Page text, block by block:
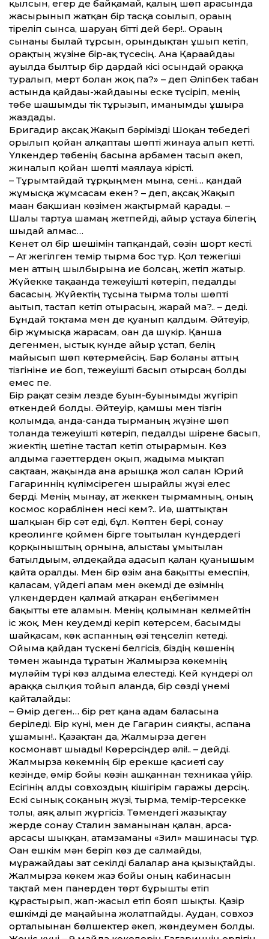
қылсын, егер де байқамай, қалың шөп арасында
жасырынып жатқан бір тасқа соғылып, орағың
тіреліп сынса, шаруаң бітті дей бер!.. Орағың
сынғаны былай тұрсын, орындықтан ұшып кетіп,
орақтың жүзіне бір-ақ түсесің. Ана Қарағайдағы
ауылда былтыр бір дардай кісі осындай ораққа
туралып, мерт болған жоқ па?» – деп Әліпбек табан
астында қайдағы-жайдағыны еске түсіріп, менің
төбе шашымды тік тұрғызып, иманымды ұшыра
жаздады.
Бригадир ақсақ Жақып бәрімізді Шоқан төбедегі
орылып қойған алқаптағы шөпті жинауға алып кетті.
Үлкендер төбенің басына арбамен тасып әкеп,
жиналып қойған шөпті маялауға кірісті.
– Тұрымтайдай тұрқыңмен мына, сені… қандай
жұмысқа жұмсасам екен? – деп, ақсақ Жақып
маған бақшиған көзімен жақтырмай қарады. –
Шалғы тартуға шамаң жетпейді, айыр ұстауға білегің
шыдай алмас…
Кенет ол бір шешімін тапқандай, сөзін шорт кесті.
– Ат жегілген темір тырма бос тұр. Қол тежегіші
мен аттың шылбырына ие болсаң, жетіп жатыр.
Жүйекке тақағанда тежеуішті көтеріп, педалды
басасың. Жүйектің тұсына тырма толы шөпті
ағытып, тастап кетіп отырасың, жарай ма?.. – деді.
Бұндай тоқтамға мен де қуанып қалдым. Әйтеуір,
бір жұмысқа жарасам, оған да шүкір. Қанша
дегенмен, ыстық күнде айыр ұстап, белің
майысып шөп көтермейсің. Бар болғаны аттың
тізгініне ие боп, тежеуішті басып отырсаң болды
емес пе.
Бір рақат сезім лезде буын-буынымды жүгіріп
өткендей болды. Әйтеуір, қамшы мен тізгін
қолымда, анда-санда тырманың жүзіне шөп
толғанда тежеуішті көтеріп, педалды шірене басып,
жиектің шетіне тастап кетіп отырармын. Көз
алдыма газеттерден оқып, жадыма мықтап
сақтаған, жақында ғана ғарышқа жол салған Юрий
Гагариннің күлімсіреген шырайлы жүзі елес
берді. Менің мынау, ат жеккен тырмамның, оның
космос кораблінен несі кем?.. Иә, шаттықтан
шалқыған бір сәт еді, бұл. Көптен бері, сонау
креолинге қоймен бірге тоғытылған күндердегі
қорқыныштың орнына, алыстағы ұмытылған
батылдығым, әлдеқайда адасып қалған қуанышым
қайта оралды. Мен бір өзім ғана бақытты емеспін,
қаласам, үйдегі апам мен әкемді де өзімнің
үлкендерден қалмай атқарған еңбегіммен
бақытты ете аламын. Менің қолымнан келмейтін
іс жоқ. Мен кеудемді керіп көтерсем, басымды
шайқасам, көк аспанның өзі теңселіп кетеді.
Ойыма қайдан түскені белгісіз, біздің көшенің
төмен жағында тұратын Жалмырза көкемнің
мүләйім түрі көз алдыма елестеді. Кей күндері ол
араққа сылқия тойып алғанда, бір сөзді үнемі
қайталайды:
– Өмір деген… бір рет қана адам баласына
беріледі. Бір күні, мен де Гагарин сияқты, аспанға
ұшамын!.. Қазақтан да, Жалмырза деген
космонавт шығады! Көрерсіңдер әлі!.. – дейді.
Жалмырза көкемнің бір ерекше қасиеті сау
кезінде, өмір бойы көзін ашқаннан техникаға үйір.
Есігінің алды совхоздың кішігірім гаражы дерсің.
Ескі сынық соқаның жүзі, тырма, темір-терсекке
толы, аяқ алып жүргісіз. Төмендегі жазықтау
жерде сонау Сталин заманынан қалған, арса-
арсасы шыққан, атамзаманғы «Зил» машинасы тұр.
Оған ешкім мән беріп көз де салмайды,
мұражайдағы зат секілді балалар ғана қызықтайды.
Жалмырза көкем жаз бойы оның кабинасын
тақтай мен панерден төрт бұрышты етіп
құрастырып, жап-жасыл етіп бояп шықты. Қазір
ешкімді де маңайына жолатпайды. Аудан, совхоз
орталығынан бөлшектер әкеп, жөндеумен болды.